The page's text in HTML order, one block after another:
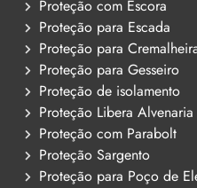
Proteção com Escora
Proteção para Escada
Proteção para
Proteção para Gesseiro
Proteção de isolamento
Proteção Libera Alvenaria
Proteção com Parabolt
Proteção Sargento
Proteção para Poço de